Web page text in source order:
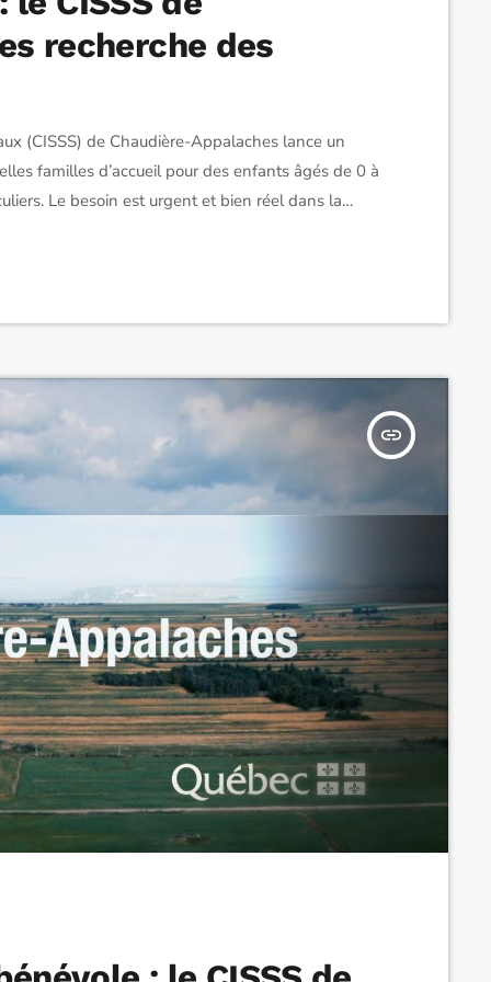
recherche des
(CISSS) de Chaudière-Appalaches lance un
familles d’accueil pour des enfants âgés de 0 à
Le besoin est urgent et bien réel dans la
ou vivant avec une déficience physique,
insert_link